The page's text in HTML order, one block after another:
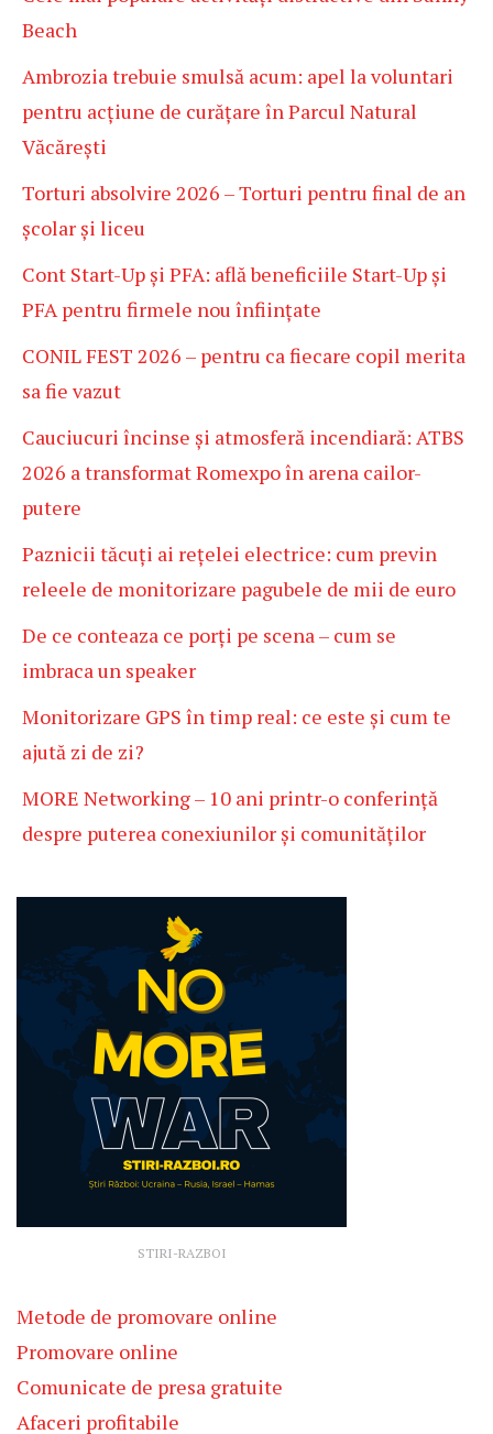
Beach
Ambrozia trebuie smulsă acum: apel la voluntari
pentru acțiune de curățare în Parcul Natural
Văcărești
Torturi absolvire 2026 – Torturi pentru final de an
școlar și liceu
Cont Start-Up și PFA: află beneficiile Start-Up și
PFA pentru firmele nou înființate
CONIL FEST 2026 – pentru ca fiecare copil merita
sa fie vazut
Cauciucuri încinse și atmosferă incendiară: ATBS
2026 a transformat Romexpo în arena cailor-
putere
Paznicii tăcuți ai rețelei electrice: cum previn
releele de monitorizare pagubele de mii de euro
De ce conteaza ce porți pe scena – cum se
imbraca un speaker
Monitorizare GPS în timp real: ce este și cum te
ajută zi de zi?
MORE Networking – 10 ani printr-o conferință
despre puterea conexiunilor și comunităților
STIRI-RAZBOI
Metode de promovare online
Promovare online
Comunicate de presa gratuite
Afaceri profitabile